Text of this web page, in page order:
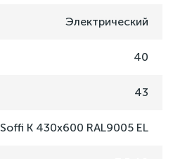
Электрический
40
43
Soffi K 430х600 RAL9005 EL